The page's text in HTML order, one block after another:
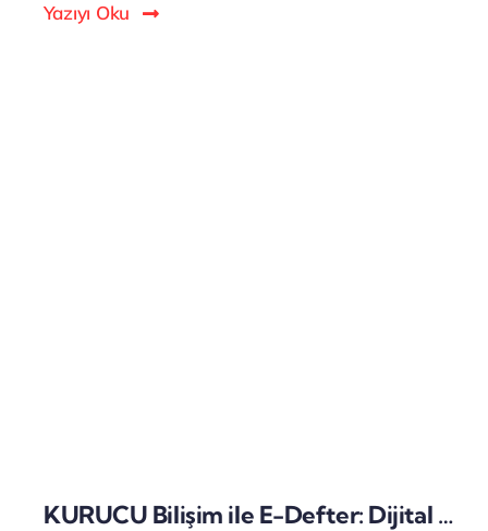
Yazıyı Oku
KURUCU Bilişim ile E-Defter: Dijital Muhasebeye Geçişin Akıllı Yolu